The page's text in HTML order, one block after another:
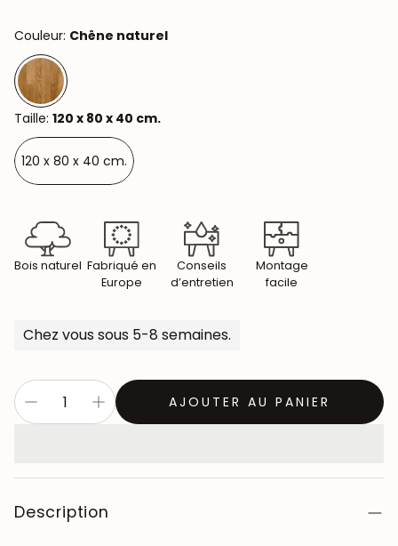
Couleur: Chêne naturel
Taille: 120 x 80 x 40 cm.
120 x 80 x 40 cm.
Bois naturel Fabriqué en
Europe
Conseils
d’entretien
Montage
facile
Chez vous sous 5-8 semaines.
AJOUTER AU PANIER
Description